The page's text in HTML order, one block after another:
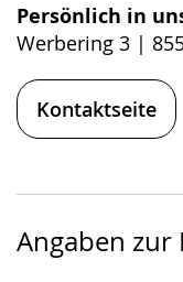
Persönlich in
Werbering 3 |
Kontaktseite
Angaben